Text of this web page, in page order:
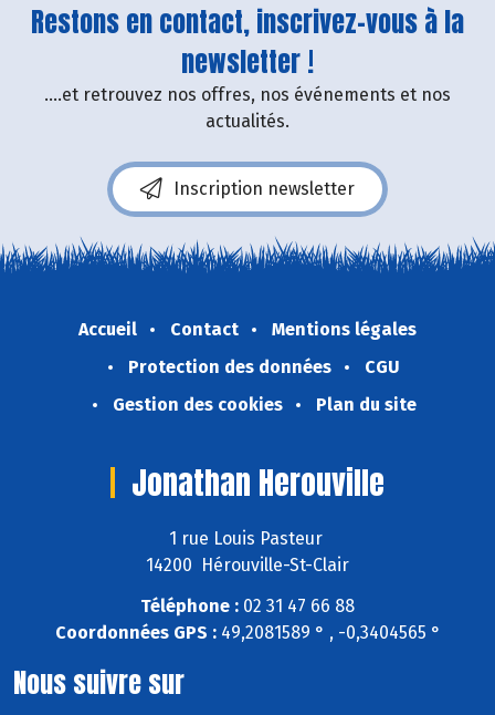
Restons en contact, inscrivez-vous à la
newsletter !
....et retrouvez nos offres, nos événements et nos
actualités.
Inscription newsletter
Accueil Contact
Mentions légales
Protection des données
CGU
Gestion des cookies
Plan du site
Jonathan Herouville
1 rue Louis Pasteur
14200 Hérouville-St-Clair
Téléphone : 02 31 47 66 88
Coordonnées GPS :49,2081589 ° , -0,3404565 °
Nous suivre sur